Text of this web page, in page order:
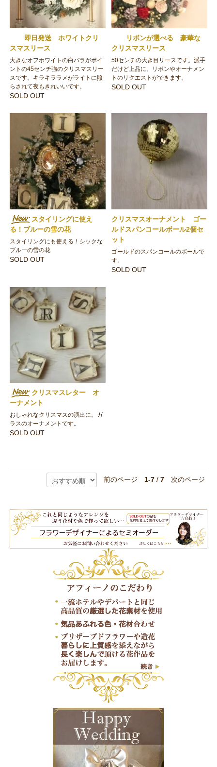
即日発送 ホワイトクリ
スマスリース
大きなオフホワイトの白バラがポイ
ントの45センチ強のクリスマスリー
スです。キラキララメがライトに照
らされて夜もきれいいです。
SOLD OUT
リボンが選べる 豪華な
クリスマスリース
50センチの大き目リースです。派手
だけど上品に。リボンやオーナメン
トのリクエストができます。
SOLD OUT
スタイリングに使え
る！ブルーの雪の花
スタイリングにも使える！シックな
ブルーの雪の花
SOLD OUT
クリスマスオーナメント ゴー
ルドスパンコールボール2個セ
ット
ゴールドのスパンコールのボールで
す。
SOLD OUT
クリスマスレター オ
ーナメント
おしゃれなクリスマスの演出に。ガ
ラスのオーナメントです。
SOLD OUT
前のページ 1-7 / 7 次のページ